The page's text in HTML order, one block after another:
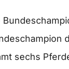
sechs